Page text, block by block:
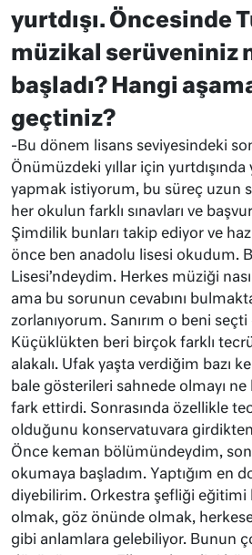
yurtdışı. Öncesinde
müzikal serüveniniz
başladı? Hangi
geçtiniz?
-Bu dönem lisans seviyesindeki
Önümüzdeki yıllar için yurtdışında
yapmak istiyorum, bu süreç uzun
her okulun farklı sınavları ve
Şimdilik bunları takip ediyor ve
önce ben anadolu lisesi okudum.
Lisesi’ndeydim. Herkes müziği
ama bu sorunun cevabını
zorlanıyorum. Sanırım o beni
Küçüklükten beri birçok farklı
alakalı. Ufak yaşta verdiğim bazı
bale gösterileri sahnede olmayı
fark ettirdi. Sonrasında özellikle
olduğunu konservatuvara
Önce keman bölümündeydim,
okumaya başladım. Yaptığım en
diyebilirim. Orkestra şefliği eğitimi
olmak, göz önünde olmak,
gibi anlamlara gelebiliyor. Bunun